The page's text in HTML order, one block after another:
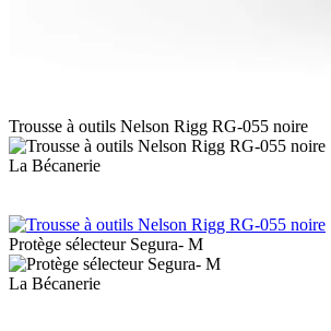
Trousse à outils Nelson Rigg RG-055 noire
La Bécanerie
Protège sélecteur Segura- M
La Bécanerie